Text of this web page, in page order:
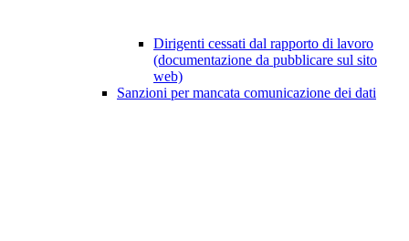
Dirigenti cessati dal rapporto di lavoro
(documentazione da pubblicare sul sito
web)
Sanzioni per mancata comunicazione dei dati